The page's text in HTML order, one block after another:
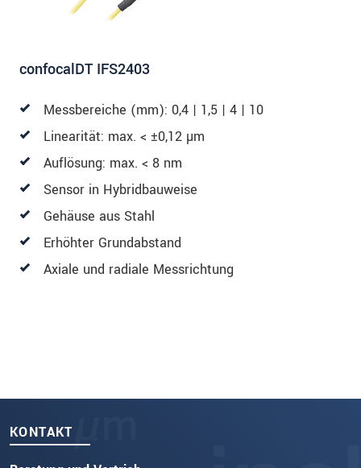
confocalDT IFS2403
Messbereiche (mm): 0,4 | 1,5 | 4 | 10
Linearität: max. < ±0,12 µm
Auflösung: max. < 8 nm
Sensor in Hybridbauweise
Gehäuse aus Stahl
Erhöhter Grundabstand
Axiale und radiale Messrichtung
KONTAKT